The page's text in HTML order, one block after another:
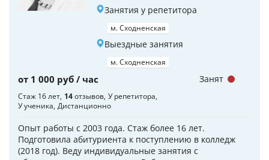
Занятия у репетитора
м. Сходненская
Выездные занятия
м. Сходненская
от 1 000 руб / час
Стаж 16 лет 14отзывов У репетитора
У ученика Дистанционно
Опыт работы с 2003 года. Стаж более 16 лет.
Подготовила абитуриента к поступлению в колледж
(2018 год). Веду индивидуальные занятия с
Занят